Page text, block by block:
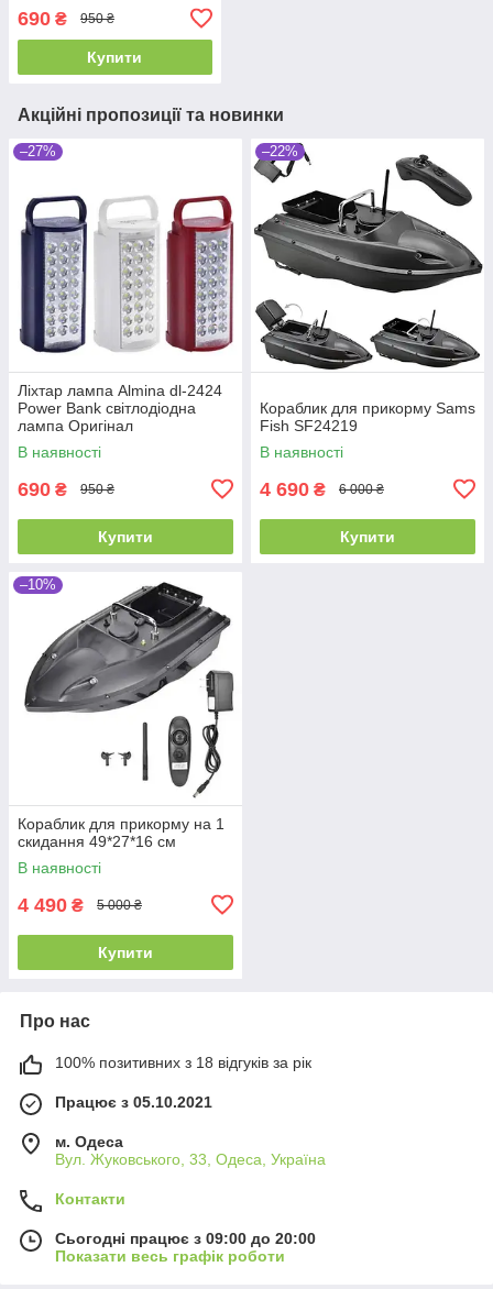
690 ₴ 950 ₴
Купити
Акційні пропозиції та новинки
–27%
Ліхтар лампа Almina dl-2424
Power Bank світлодіодна
лампа Оригінал
В наявності
690 ₴ 950 ₴
Купити
–22%
Кораблик для прикорму Sams
Fish SF24219
В наявності
4 690 ₴ 6 000 ₴
Купити
–10%
Кораблик для прикорму на 1
скидання 49*27*16 см
В наявності
4 490 ₴ 5 000 ₴
Купити
Про нас
100% позитивних з 18 відгуків за рік
Працює з 05.10.2021
м. Одеса
Вул. Жуковського, 33, Одеса, Україна
Контакти
Сьогодні працює з 09:00 до 20:00
Показати весь графік роботи